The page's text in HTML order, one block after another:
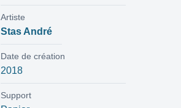
Stas André
Artiste
2018
Date de création
Support